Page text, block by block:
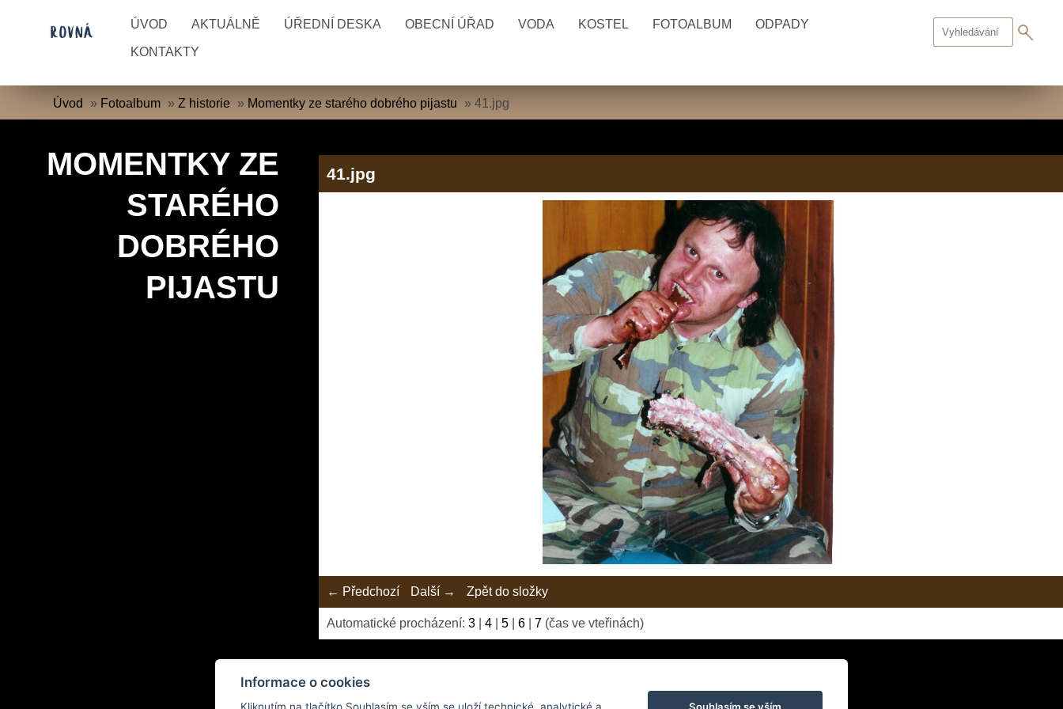
ÚVOD AKTUÁLNĚ ÚŘEDNÍ DESKA OBECNÍ ÚŘAD VODA KOSTEL FOTOALBUM ODPADY
KONTAKTY
Úvod » Fotoalbum »Z historie » Momentky ze starého dobrého pijastu »41.jpg
MOMENTKY ZE
STARÉHO
DOBRÉHO
PIJASTU
41.jpg
← Předchozí Další → Zpět do složky
Automatické procházení:3 |4 |5 |6 |7 (čas ve vteřinách)
Informace o cookies